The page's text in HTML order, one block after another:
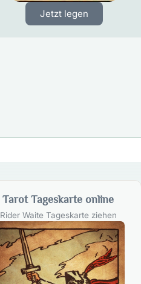
Jetzt legen
Tarot Tageskarte online
Rider Waite Tageskarte ziehen